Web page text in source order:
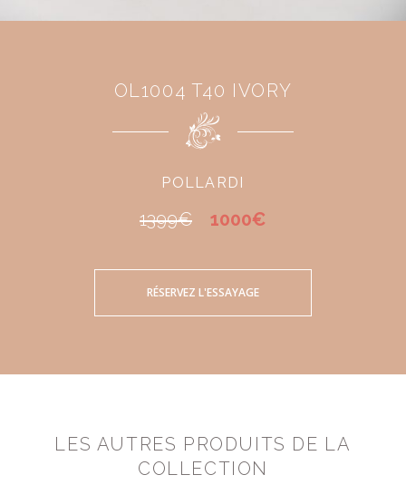
OL1004 T40 IVORY
POLLARDI
1399€ 1000€
RÉSERVEZ L'ESSAYAGE
LES AUTRES PRODUITS DE LA
COLLECTION